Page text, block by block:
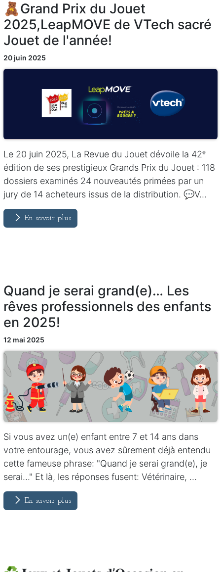
🧸Grand Prix du Jouet
2025,LeapMOVE de VTech sacré
Jouet de l'année!
20 juin 2025
Le 20 juin 2025, La Revue du Jouet dévoile la 42ᵉ
édition de ses prestigieux Grands Prix du Jouet : 118
dossiers examinés 24 nouveautés primées par un
jury de 14 acheteurs issus de la distribution. 💬V...
En savoir plus
Quand je serai grand(e)… Les
rêves professionnels des enfants
en 2025!
12 mai 2025
Si vous avez un(e) enfant entre 7 et 14 ans dans
votre entourage, vous avez sûrement déjà entendu
cette fameuse phrase: "Quand je serai grand(e), je
serai..." Et là, les réponses fusent: Vétérinaire, ...
En savoir plus